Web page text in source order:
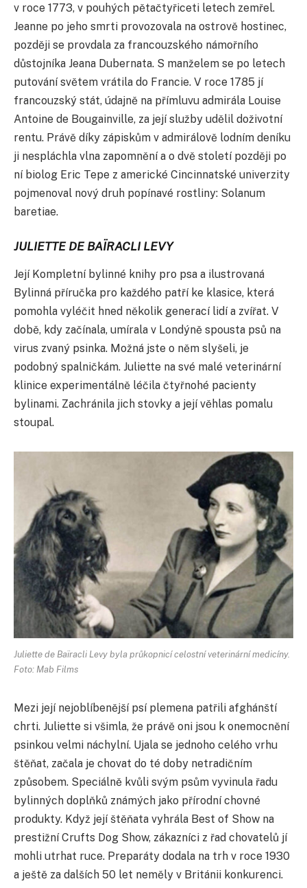
v roce 1773, v pouhých pětačtyřiceti letech zemřel.
Jeanne po jeho smrti provozovala na ostrově hostinec,
později se provdala za francouzského námořního
důstojníka Jeana Dubernata. S manželem se po letech
putování světem vrátila do Francie. V roce 1785 jí
francouzský stát, údajně na přímluvu admirála Louise
Antoine de Bougainville, za její služby udělil doživotní
rentu. Právě díky zápiskům v admirálově lodním deníku
ji nespláchla vlna zapomnění a o dvě století později po
ní biolog Eric Tepe z americké Cincinnatské univerzity
pojmenoval nový druh popínavé rostliny: Solanum
baretiae.
JULIETTE DE BAÏRACLI LEVY
Její Kompletní bylinné knihy pro psa a ilustrovaná
Bylinná příručka pro každého patří ke klasice, která
pomohla vyléčit hned několik generací lidí a zvířat. V
době, kdy začínala, umírala v Londýně spousta psů na
virus zvaný psinka. Možná jste o něm slyšeli, je
podobný spalničkám. Juliette na své malé veterinární
klinice experimentálně léčila čtyřnohé pacienty
bylinami. Zachránila jich stovky a její věhlas pomalu
stoupal.
Juliette de Baïracli Levy byla průkopnicí celostní veterinární medicíny.
Foto: Mab Films
Mezi její nejoblíbenější psí plemena patřili afghánští
chrti. Juliette si všimla, že právě oni jsou k onemocnění
psinkou velmi náchylní. Ujala se jednoho celého vrhu
štěňat, začala je chovat do té doby netradičním
způsobem. Speciálně kvůli svým psům vyvinula řadu
bylinných doplňků známých jako přírodní chovné
produkty. Když její štěňata vyhrála Best of Show na
prestižní Crufts Dog Show, zákazníci z řad chovatelů jí
mohli utrhat ruce. Preparáty dodala na trh v roce 1930
a ještě za dalších 50 let neměly v Británii konkurenci.